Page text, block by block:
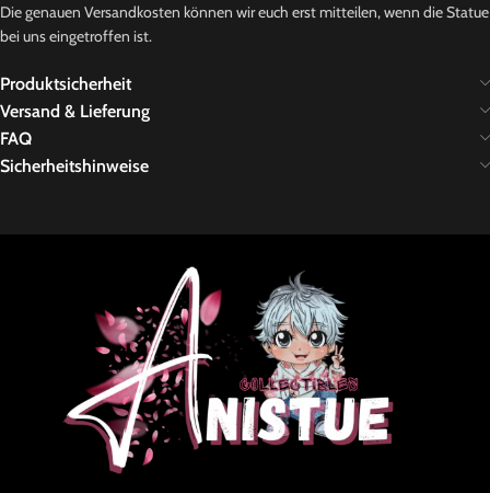
Die genauen Versandkosten können wir euch erst mitteilen, wenn die Statue
bei uns eingetroffen ist.
Produktsicherheit
Versand & Lieferung
FAQ
Sicherheitshinweise